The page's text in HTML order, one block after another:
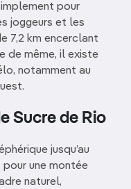
pour
joggeurs et les
7,2 km encerclant
de même, il existe
notamment au
Sucre de Rio
jusqu’au
pour une montée
naturel,